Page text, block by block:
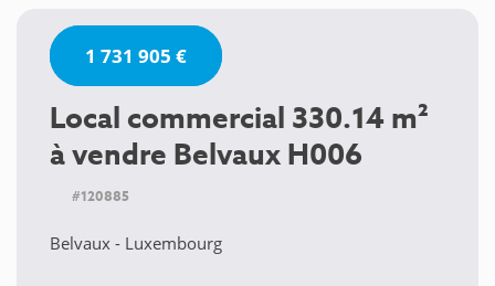
1 731 905 €
Local commercial 330.14 m²
à vendre Belvaux H006
#120885
Belvaux - Luxembourg